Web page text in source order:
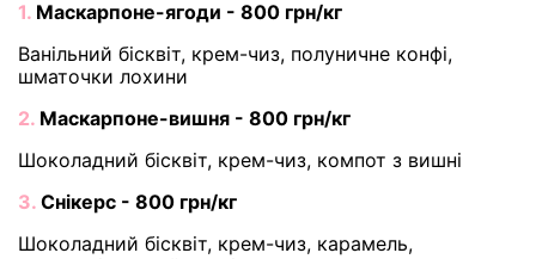
1. Маскарпоне-ягоди - 800 грн/кг
Ванільний бісквіт, крем-чиз, полуничне конфі,
шматочки лохини
2. Маскарпоне-вишня - 800 грн/кг
Шоколадний бісквіт, крем-чиз, компот з вишні
3. Снікерс - 800 грн/кг
Шоколадний бісквіт, крем-чиз, карамель,